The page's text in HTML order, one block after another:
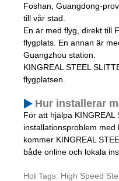
Foshan, Guangdong-
till vår stad.
En är med flyg, direkt till
flygplats. En annan är
Guangzhou station.
KINGREAL STEEL
flygplatsen.
Hur installerar
För att hjälpa KINGREAL
installationsproblem med
kommer KINGREAL
både online och lokala
Hot Tags: High Speed